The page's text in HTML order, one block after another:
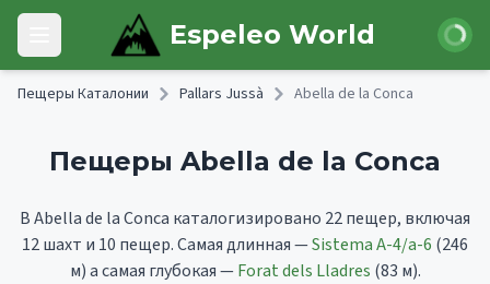
Skip to main content
Open main menu Espeleo World Войти
Пещеры Каталонии Pallars Jussà Abella de la Conca
Пещеры Abella de la Conca
В Abella de la Conca каталогизировано 22 пещер, включая
12 шахт и 10 пещер.Самая длинная —Sistema A-4/a-6 (246
м)а самая глубокая —Forat dels Lladres (83 м).